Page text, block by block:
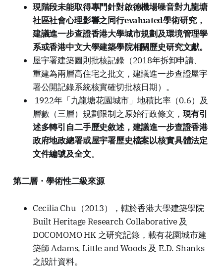
現階段未能取得專門針對啟德機場噪音對九龍塘
社區社會心理影響之同行evaluated學術研究，
建議進一步查證香港大學城市規劃及環境管理學
系或香港中文大學建築學院相關歷史研究文獻。
屋宇署建築圖則批核記錄（2018年拆卸申請、
重建為兩層高住宅之批文，建議進一步查證屋宇
署公開記錄系統核實確切批核日期）。
1922年「九龍塘花園城市」地積比率（0.6）及
層數（三層）規劃限制之原始行政條文， 現有引
述多轉引自二手歷史敘述，建議進一步查證香港
政府地政總署或屋宇署歷史檔案以核實具體法定
文件編號及全文。
第二層・學術性二級來源
Cecilia Chu（2013），轄於香港大學建築學院
Built Heritage Research Collaborative 及
DOCOMOMO HK 之研究記錄，載有花園城市建
築師 Adams, Little and Woods 及 E.D. Shanks
之設計資料。